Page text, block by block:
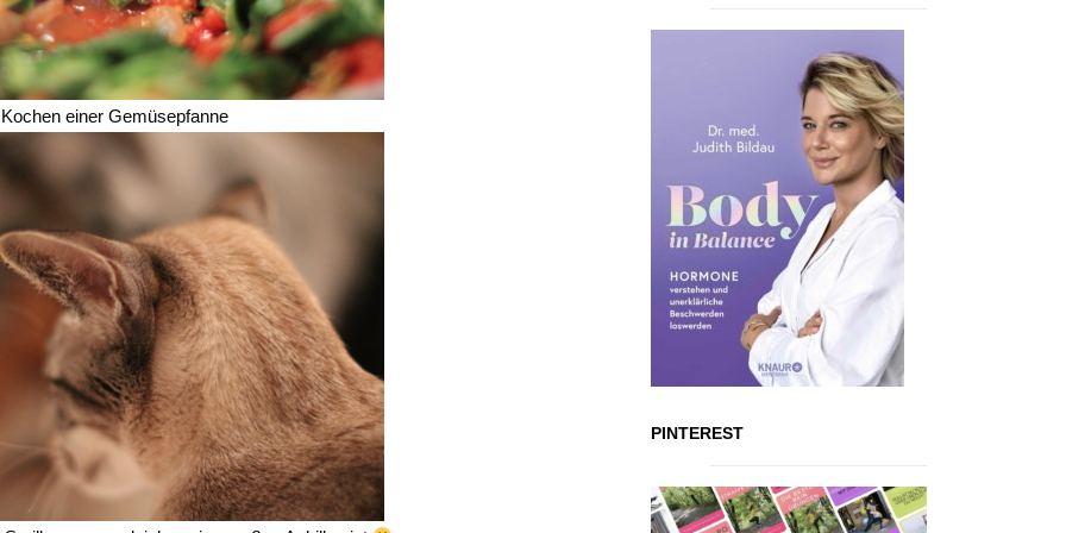
einer Gemüsepfanne
PINTEREST